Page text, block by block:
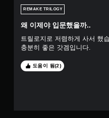
REMAKE TRILOGY
왜 이제야 입문했을까..
트릴로지로 저렴하게 사서 했
충분히 좋은 갓겜입니다.
도움이 됨(2)